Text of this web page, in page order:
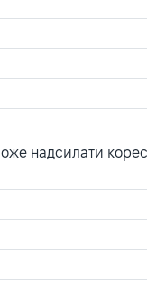
надсилати